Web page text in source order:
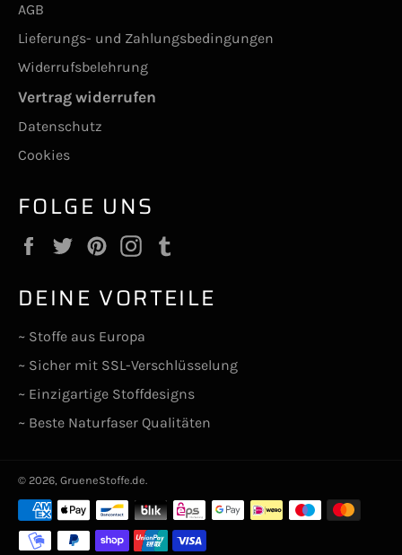
AGB
Lieferungs- und Zahlungsbedingungen
Widerrufsbelehrung
Vertrag widerrufen
Datenschutz
Cookies
FOLGE UNS
FacebookTwitterPinterestInstagram
DEINE VORTEILE
~ Stoffe aus Europa
~ Sicher mit SSL-Verschlüsselung
~ Einzigartige Stoffdesigns
~ Beste Naturfaser Qualitäten
© 2026, GrueneStoffe.de.
Zahlungsarten